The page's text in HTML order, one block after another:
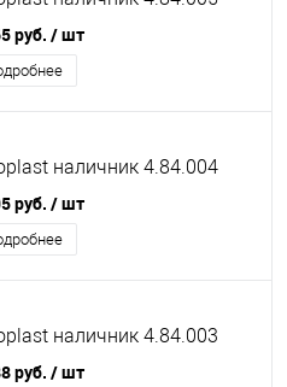
руб. / шт
наличник 4.84.004
руб. / шт
наличник 4.84.003
руб. / шт